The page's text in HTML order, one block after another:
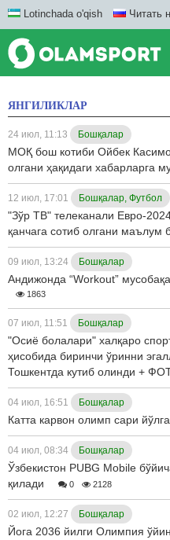
Lotinchada o'qish Читать
ЯНГИЛИКЛАР
24 июл, 11:13 Бошқалар
МОҚ бош котиби Ойбек
олгани ҳақидаги хабарларга
12 июл, 17:01 Бошқалар, Футбол
"Зўр ТВ" телеканали Евро-
қанчага сотиб олгани маълум
09 июл, 13:24 Бошқалар
Андижонда “Workout”
1863
07 июл, 11:51 Бошқалар
"Осиё болалари" халқаро
ҳисобида биринчи ўринни
Тошкентда кутиб олинди +
04 июл, 16:51 Бошқалар
Катта карвон олимп сари
04 июл, 08:34 Бошқалар
Ўзбекистон PUBG Mobile
қилади
0 2128
02 июл, 12:27 Бошқалар
Йога 2036 йилги Олимпия